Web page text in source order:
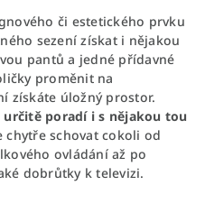
či estetického prvku
sezení získat i nějakou
pantů a jedné přídavné
proměnit na
získáte úložný prostor.
poradí i s nějakou tou
chytře schovat cokoli od
ovládání až po
dobrůtky k televizi.